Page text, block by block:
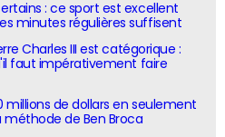
: ce sport est excellent
minutes régulières suffisent
Charles III est catégorique :
faut impérativement faire
millions de dollars en seulement
méthode de Ben Broca